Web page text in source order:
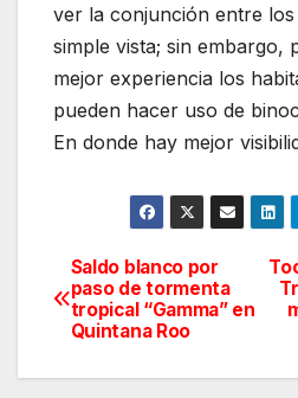
ver la conjunción entre
simple vista; sin embargo,
mejor experiencia los
pueden hacer uso de
En donde hay mejor
Navegación
de
entradas
Saldo blanco por
paso de tormenta
tropical “Gamma” en
Quintana Roo